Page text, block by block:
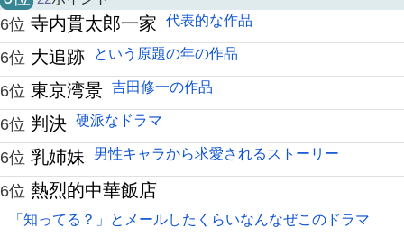
6位 寺内貫太郎一家 代表的な作品
6位 大追跡 という原題の年の作品
6位 東京湾景 吉田修一の作品
6位 判決 硬派なドラマ
6位 乳姉妹 男性キャラから求愛されるストーリー
6位 熱烈的中華飯店
「知ってる？」とメールしたくらいなんなぜこのドラマ